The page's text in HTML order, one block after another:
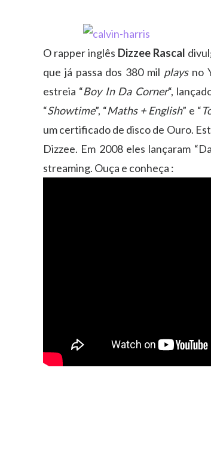
O rapper inglês Dizzee Rascal
que já passa dos 380 mil playsno
estreia “Boy In Da Corner“,
“Showtime”, “Maths + English” e “
um certificado de disco de Ouro.
Dizzee. Em 2008 eles lançaram
streaming. Ouça e conheça :